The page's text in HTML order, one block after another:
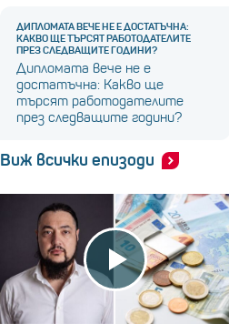
ДИПЛОМАТА ВЕЧЕ НЕ Е ДОСТАТЪЧНА:
КАКВО ЩЕ ТЪРСЯТ РАБОТОДАТЕЛИТЕ
ПРЕЗ СЛЕДВАЩИТЕ ГОДИНИ?
Дипломата вече не е
достатъчна: Какво ще
търсят работодателите
през следващите години?
Виж всички епизоди